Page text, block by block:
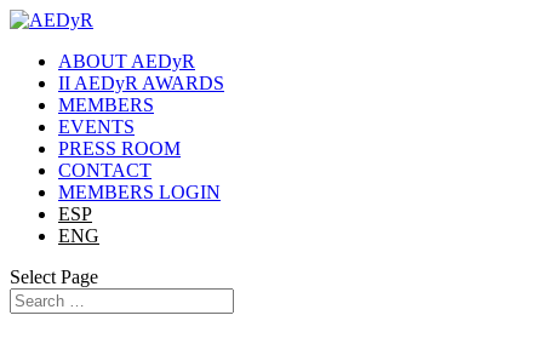
ABOUT AEDyR
II AEDyR AWARDS
MEMBERS
EVENTS
PRESS ROOM
CONTACT
MEMBERS LOGIN
ESP
ENG
Select Page